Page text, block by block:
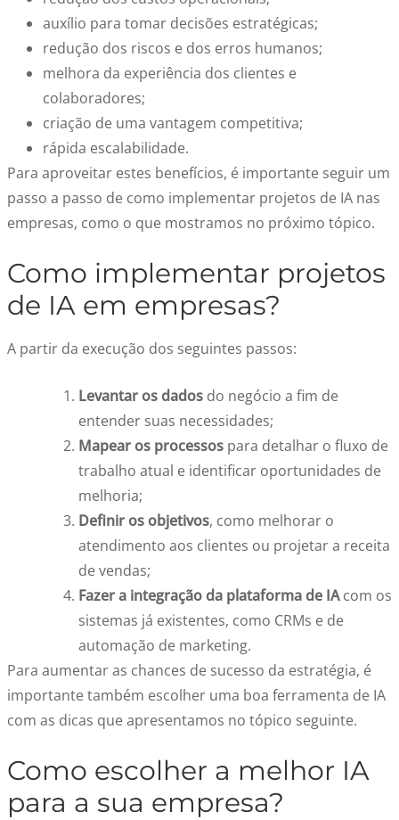
auxílio para tomar decisões estratégicas;
redução dos riscos e dos erros humanos;
melhora da experiência dos clientes e
colaboradores;
criação de uma vantagem competitiva;
rápida escalabilidade.
Para aproveitar estes benefícios, é importante seguir um
passo a passo de como implementar projetos de IA nas
empresas, como o que mostramos no próximo tópico.
Como implementar projetos
de IA em empresas?
A partir da execução dos seguintes passos:
Levantar os dados do negócio a fim de
entender suas necessidades;
Mapear os processos para detalhar o fluxo de
trabalho atual e identificar oportunidades de
melhoria;
Definir os objetivos, como melhorar o
atendimento aos clientes ou projetar a receita
de vendas;
Fazer a integração da plataforma de IAcom os
sistemas já existentes, como CRMs e de
automação de marketing.
Para aumentar as chances de sucesso da estratégia, é
importante também escolher uma boa ferramenta de IA
com as dicas que apresentamos no tópico seguinte.
Como escolher a melhor IA
para a sua empresa?